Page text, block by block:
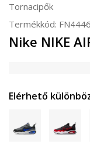
Tornacipők
Termékkód:
Nike NIKE
Elérhető